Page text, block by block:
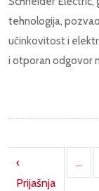
tehnologija,
učinkovitost i
i otporan odgovor
page
‹
PrijašnjaPrevious
…